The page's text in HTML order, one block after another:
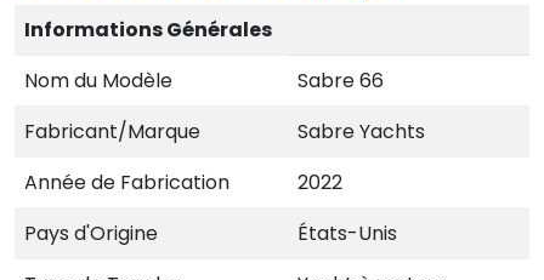
Informations Générales
Nom du Modèle
Sabre 66
Fabricant/Marque
Sabre Yachts
Année de Fabrication
2022
Pays d'Origine
États-Unis